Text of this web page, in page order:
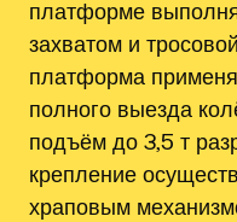
платформе
захватом и
платформа
полного выезда
подъём до 3,5 т
крепление
храповым